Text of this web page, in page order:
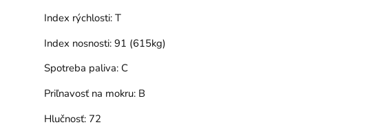
Index rýchlosti:T
Index nosnosti:91 (615kg)
Spotreba paliva:C
Priľnavosť na mokru:B
Hlučnosť:72